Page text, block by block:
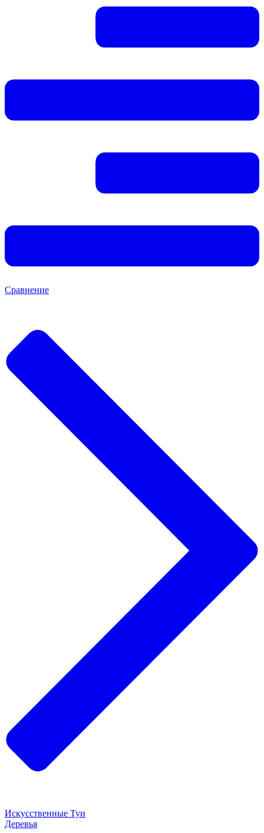
Сравнение
Искусственные Туи
Деревья